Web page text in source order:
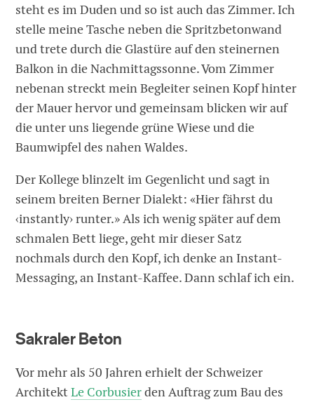
steht es im Duden und so ist auch das Zimmer. Ich
stelle meine Tasche neben die Spritzbetonwand
und trete durch die Glastüre auf den steinernen
Balkon in die Nachmittagssonne. Vom Zimmer
nebenan streckt mein Begleiter seinen Kopf hinter
der Mauer hervor und gemeinsam blicken wir auf
die unter uns liegende grüne Wiese und die
Baumwipfel des nahen Waldes.
Der Kollege blinzelt im Gegenlicht und sagt in
seinem breiten Berner Dialekt: «Hier fährst du
‹instantly› runter.» Als ich wenig später auf dem
schmalen Bett liege, geht mir dieser Satz
nochmals durch den Kopf, ich denke an Instant-
Messaging, an Instant-Kaffee. Dann schlaf ich ein.
Sakraler Beton
Vor mehr als 50 Jahren erhielt der Schweizer
ArchitektLe Corbusierden Auftrag zum Bau des